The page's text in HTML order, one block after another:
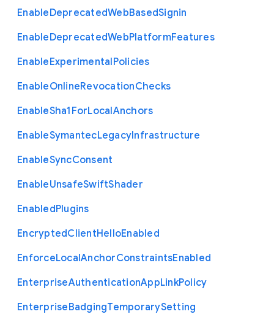
EnableDeprecatedWebBasedSignin
EnableDeprecatedWebPlatformFeatures
EnableExperimentalPolicies
EnableOnlineRevocationChecks
EnableSha1 ForLocalAnchors
EnableSymantecLegacyInfrastructure
EnableSyncConsent
EnableUnsafeSwiftShader
EnabledPlugins
EncryptedClientHelloEnabled
EnforceLocalAnchorConstraintsEnabled
EnterpriseAuthenticationAppLinkPolicy
EnterpriseBadgingTemporarySetting